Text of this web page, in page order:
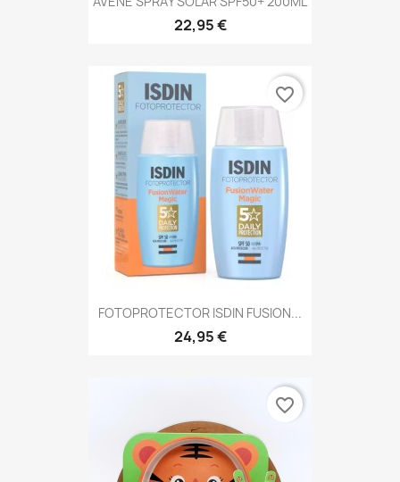
22,95 €
FOTOPROTECTOR ISDIN FUSION...
24,95 €
favorite_border
favorite_border